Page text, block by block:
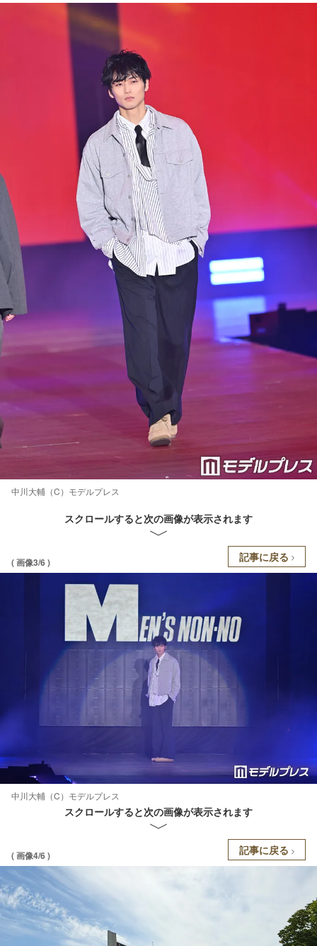
中川大輔（C）モデルプレス
スクロールすると次の画像が表示されます
( 画像3/6 ) 記事に戻る
中川大輔（C）モデルプレス
スクロールすると次の画像が表示されます
( 画像4/6 ) 記事に戻る